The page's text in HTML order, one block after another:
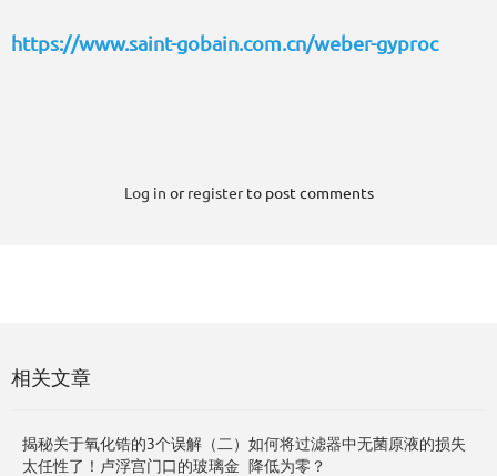
https://www.saint-gobain.com.cn/weber-gyproc
Log in orregisterto post comments
相关文章
揭秘关于氧化锆的3个误解（二）
太任性了！卢浮宫门口的玻璃金
如何将过滤器中无菌原液的损失
降低为零？